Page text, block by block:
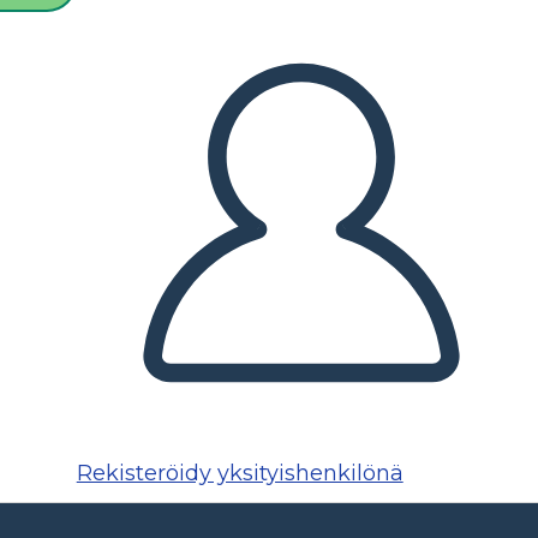
Rekisteröidy yksityishenkilönä